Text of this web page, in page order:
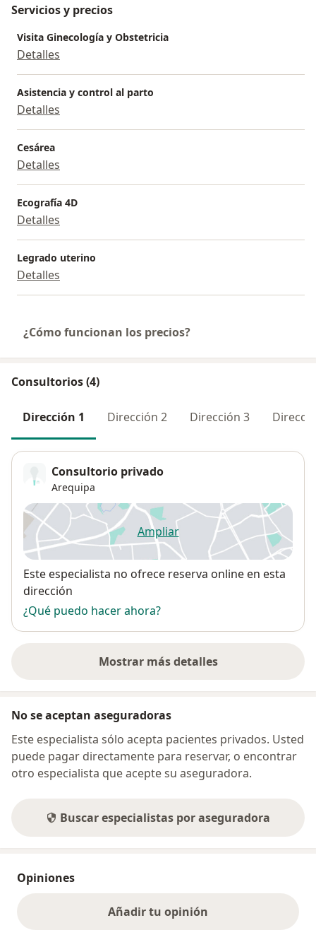
Servicios y precios
Visita Ginecología y Obstetricia
Detalles
Asistencia y control al parto
Detalles
Cesárea
Detalles
Ecografía 4D
Detalles
Legrado uterino
Detalles
¿Cómo funcionan los precios?
Consultorios (4)
Dirección 1 Dirección 2 Dirección 3
Consultorio privado
Arequipa
Ampliarse abre en una nueva
Disponibilidad
Este especialista no ofrece reserva online en esta
dirección
¿Qué puedo hacer ahora?
Mostrar más detalles
sobre la dirección
No se aceptan aseguradoras
Este especialista sólo acepta pacientes privados. Usted
puede pagar directamente para reservar, o encontrar
otro especialista que acepte su aseguradora.
Buscar especialistas por aseguradora
Opiniones
Añadir tu opinión